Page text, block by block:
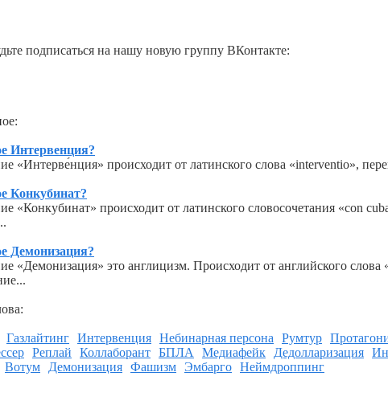
подписаться на нашу новую группу ВКонтакте:
Интервенция?
«Интерве́нция» происходит от латинского слова «interventio»,
Конкубинат?
«Конкубинат» происходит от латинского словосочетания «con
Демонизация?
«Демонизация» это англицизм. Происходит от английского слова
Газлайтинг Интервенция Небинарная персона Румтур
Реплай Коллаборант БПЛА Медиафейк Дедолларизация
Вотум Демонизация Фашизм Эмбарго Неймдроппинг